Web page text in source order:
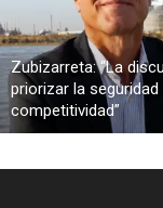
Zubizarreta: “La
priorizar la
competitividad”